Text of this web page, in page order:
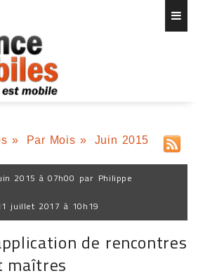
» Par Mois » Juin 2015
2015 à 07h00 par Philippe
juillet 2017 à 10h19
de rencontres
maîtres